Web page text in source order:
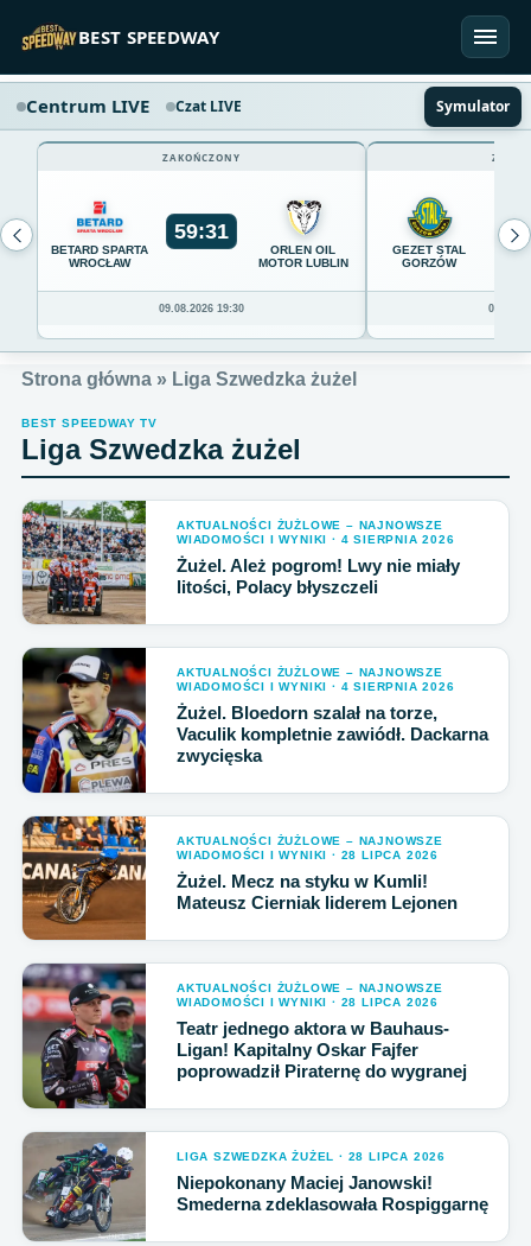
BEST SPEEDWAY
Centrum LIVE Czat LIVE Symulator
ZAKOŃCZONY
BETARD SPARTA
WROCŁAW
59:31
ORLEN OIL
MOTOR LUBLIN
09.08.2026 19:30
GEZET STAL
GORZÓW
54
Strona główna » Liga Szwedzka żużel
BEST SPEEDWAY TV
Liga Szwedzka żużel
AKTUALNOŚCI ŻUŻLOWE – NAJNOWSZE
WIADOMOŚCI I WYNIKI · 4 SIERPNIA 2026
Żużel. Ależ pogrom! Lwy nie miały
litości, Polacy błyszczeli
AKTUALNOŚCI ŻUŻLOWE – NAJNOWSZE
WIADOMOŚCI I WYNIKI · 4 SIERPNIA 2026
Żużel. Bloedorn szalał na torze,
Vaculik kompletnie zawiódł. Dackarna
zwycięska
AKTUALNOŚCI ŻUŻLOWE – NAJNOWSZE
WIADOMOŚCI I WYNIKI · 28 LIPCA 2026
Żużel. Mecz na styku w Kumli!
Mateusz Cierniak liderem Lejonen
AKTUALNOŚCI ŻUŻLOWE – NAJNOWSZE
WIADOMOŚCI I WYNIKI · 28 LIPCA 2026
Teatr jednego aktora w Bauhaus-
Ligan! Kapitalny Oskar Fajfer
poprowadził Piraternę do wygranej
LIGA SZWEDZKA ŻUŻEL · 28 LIPCA 2026
Niepokonany Maciej Janowski!
Smederna zdeklasowała Rospiggarnę